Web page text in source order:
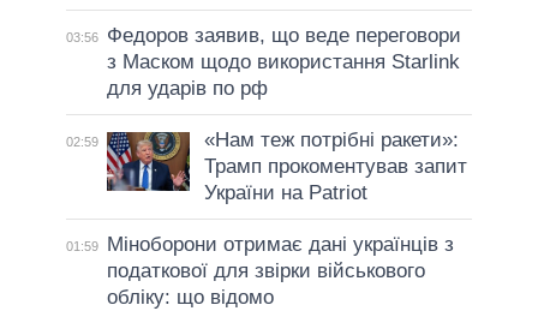
03:56
Федоров заявив, що веде переговори
з Маском щодо використання Starlink
для ударів по рф
02:59
«Нам теж потрібні ракети»:
Трамп прокоментував запит
України на Patriot
01:59
Міноборони отримає дані українців з
податкової для звірки військового
обліку: що відомо